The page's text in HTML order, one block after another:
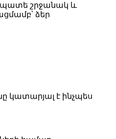
շրջանակ և
ձեր
կատարյալ է ինչպես